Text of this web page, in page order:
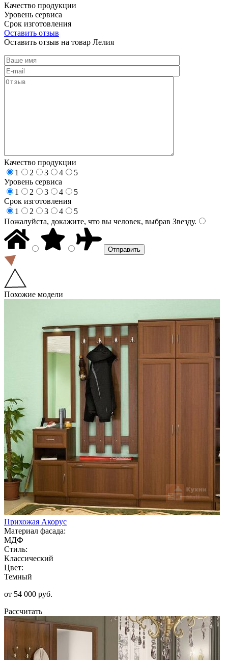
Качество продукции
Уровень сервиса
Срок изготовления
Оставить отзыв
Оставить отзыв на товар Лелия
Качество продукции
1
2 3 4
5
Уровень сервиса
1
2 3 4
5
Срок изготовления
1
2 3 4
5
Пожалуйста, докажите, что вы человек, выбрав Звезду.
Похожие модели
Прихожая Акорус
Материал фасада:
МДФ
Стиль:
Классический
Цвет:
Темный
от 54 000 руб.
Рассчитать